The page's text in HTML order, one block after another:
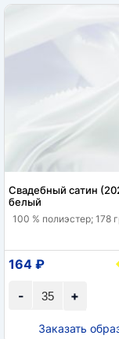
Свадебный сатин
белый
100 % полиэстер; 178
+
-
164 ₽
Заказать